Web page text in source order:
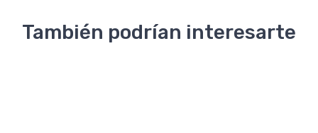
También podrían interesarte